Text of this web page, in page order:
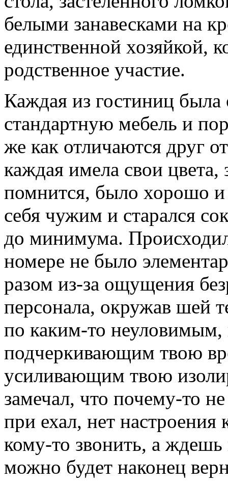
белыми занавесками на
единственной хозяйкой,
родственное участие.
Каждая из гостиниц была
стандартную мебель и
же как отличаются друг
каждая имела свои
помнится, было хорошо и
себя чужим и старался
до минимума.
номере не было
разом из-за ощущения
персонала, окружав шей
по каким-то
подчеркивающим твою
усиливающим твою
замечал, что почему-то
при ехал, нет настроения
кому-то звонить, а
можно будет наконец